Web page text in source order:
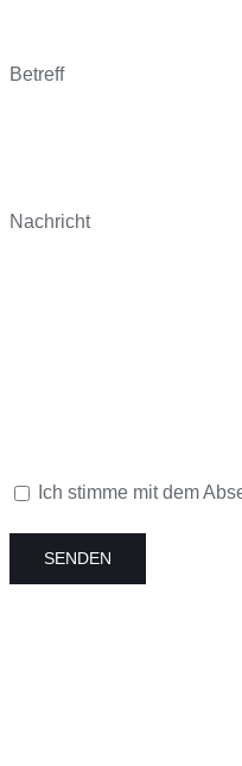
Betreff
Nachricht
Ich stimme mit dem